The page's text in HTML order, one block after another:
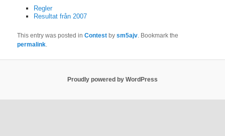
Regler
Resultat från 2007
This entry was posted inContest bysm5ajv. Bookmark the
permalink.
Proudly powered by WordPress